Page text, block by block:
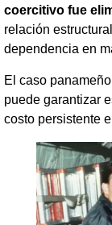
coercitivo fue
relación
dependencia en
El caso
puede garantizar
costo persistente